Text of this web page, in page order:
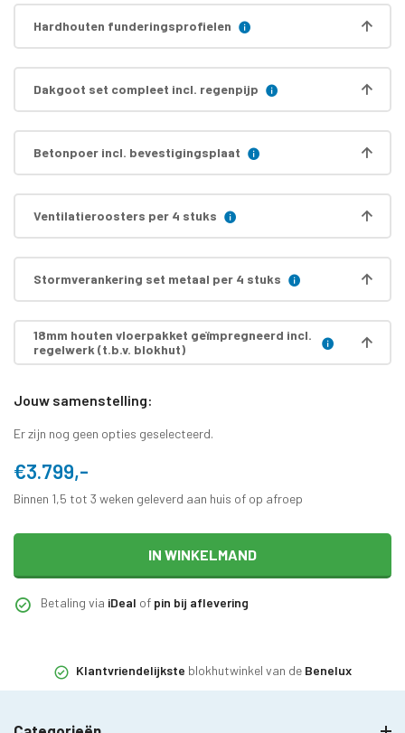
Hardhouten funderingsprofielen
Dakgoot set compleet incl. regenpijp
Betonpoer incl. bevestigingsplaat
Ventilatieroosters per 4 stuks
Stormverankering set metaal per 4 stuks
18mm houten vloerpakket geïmpregneerd incl.
regelwerk (t.b.v. blokhut)
Jouw samenstelling:
Er zijn nog geen opties geselecteerd.
€3.799,-
Binnen 1,5 tot 3 weken geleverd aan huis of op afroep
IN WINKELMAND
Betaling via iDeal of pin bij aflevering
Klantvriendelijkste blokhutwinkel van de Benelux